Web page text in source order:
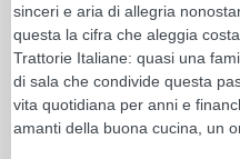
sinceri e aria di allegria
questa la cifra che aleggia
Trattorie Italiane: quasi una
di sala che condivide questa
vita quotidiana per anni e
amanti della buona cucina, un